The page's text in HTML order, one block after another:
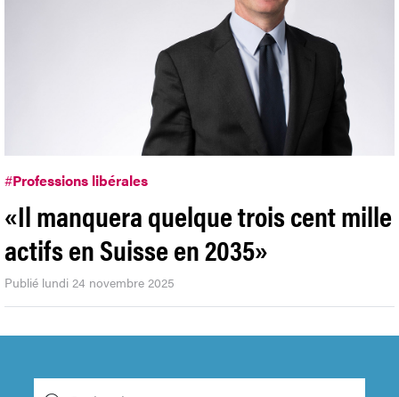
#Professions libérales
«Il manquera quelque trois cent mille
actifs en Suisse en 2035»
Publié lundi 24 novembre 2025